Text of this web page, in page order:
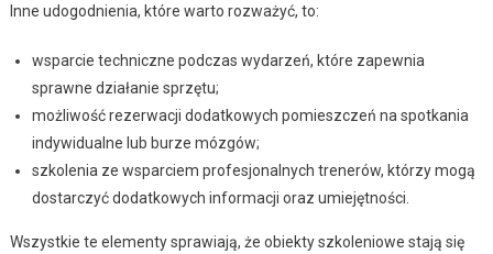
Inne udogodnienia, które warto rozważyć, to:
wsparcie techniczne podczas wydarzeń, które zapewnia
sprawne działanie sprzętu;
możliwość rezerwacji dodatkowych pomieszczeń na spotkania
indywidualne lub burze mózgów;
szkolenia ze wsparciem profesjonalnych trenerów, którzy mogą
dostarczyć dodatkowych informacji oraz umiejętności.
Wszystkie te elementy sprawiają, że obiekty szkoleniowe stają się